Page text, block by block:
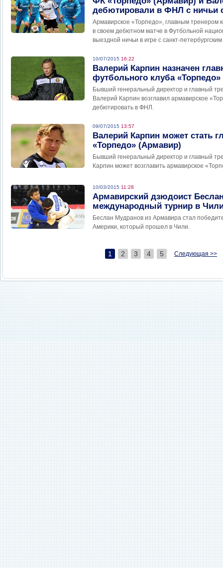
дебютировали в ФНЛ с ничьи
Армавирское «Торпедо», главным тренером
в своем дебютном матче в Футбольной
выездной ничьи в игре с санкт-
10/07/2015 16:22
Валерий Карпин назначен
футбольного клуба
Бывший генеральный директор и главный
Валерий Карпин возглавил армавирское
дебютировать в ФНЛ.
09/07/2015 13:57
Валерий Карпин может стать
«Торпедо» (Армавир)
Бывший генеральный директор и главный
Карпин может возглавить армавирское
10/03/2015 11:28
Армавирский дзюдоист
международный турнир в
Беслан Мудранов из Армавира стал
Америки, который прошел в Чили.
1 2 3 4 5 Следующая >>